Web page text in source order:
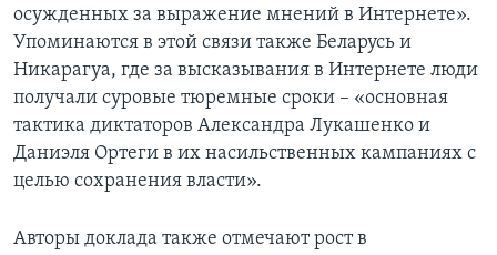
осужденных за выражение мнений в Интернете».
Упоминаются в этой связи также Беларусь и
Никарагуа, где за высказывания в Интернете люди
получали суровые тюремные сроки – «основная
тактика диктаторов Александра Лукашенко и
Даниэля Ортеги в их насильственных кампаниях с
целью сохранения власти».
Авторы доклада также отмечают рост в